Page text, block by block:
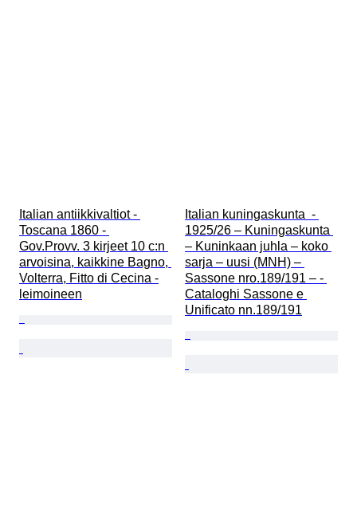
Italian antiikkivaltiot -
Toscana 1860 -
Gov.Provv. 3 kirjeet 10 c:n
arvoisina, kaikkine Bagno,
Volterra, Fitto di Cecina -
leimoineen
Italian kuningaskunta  -
1925/26 – Kuningaskunta
– Kuninkaan juhla – koko
sarja – uusi (MNH) –
Sassone nro.189/191 – -
Cataloghi Sassone e
Unificato nn.189/191